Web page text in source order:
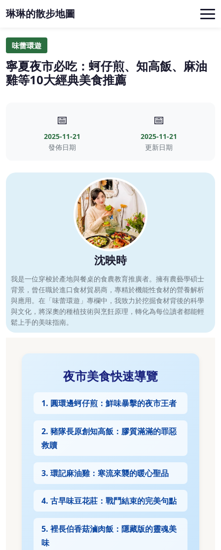
琳琳的散步地圖
味蕾環遊
寧夏夜市必吃：蚵仔煎、知高飯、麻油
雞等10大經典美食推薦
📅
2025-11-21
發佈日期
📅
2025-11-21
更新日期
沈映時
我是一位穿梭於產地與餐桌的食農教育推廣者。擁有農藝學碩士
背景，曾任職於進口食材貿易商，專精於機能性食材的營養解析
與應用。在「味蕾環遊」專欄中，我致力於挖掘食材背後的科學
與文化，將深奧的種植技術與烹飪原理，轉化為每位讀者都能輕
鬆上手的美味指南。
夜市美食快速導覽
1. 圓環邊蚵仔煎：鮮味暴擊的夜市王者
2. 豬隊長原創知高飯：膠質滿滿的罪惡
救贖
3. 環記麻油雞：寒流來襲的暖心聖品
4. 古早味豆花莊：戰鬥結束的完美句點
5. 裡長伯香菇滷肉飯：隱藏版的靈魂美
味